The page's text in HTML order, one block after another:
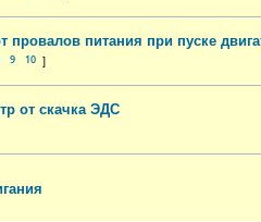
провалов питания при пуске
9 10
от скачка ЭДС